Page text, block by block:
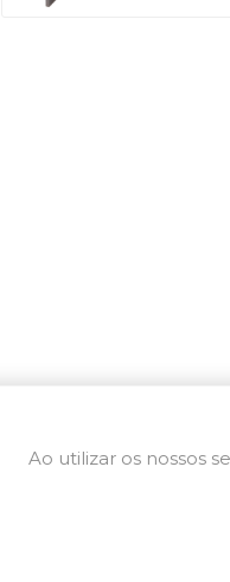
Ao utilizar os nossos